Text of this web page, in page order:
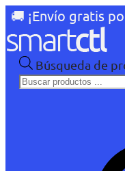
🚚 ¡Envío gratis
Búsqueda de